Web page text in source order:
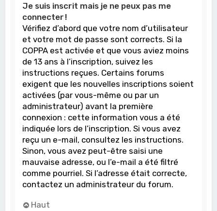
Je suis inscrit mais je ne peux pas me
connecter !
Vérifiez d’abord que votre nom d’utilisateur
et votre mot de passe sont corrects. Si la
COPPA est activée et que vous aviez moins
de 13 ans à l’inscription, suivez les
instructions reçues. Certains forums
exigent que les nouvelles inscriptions soient
activées (par vous-même ou par un
administrateur) avant la première
connexion : cette information vous a été
indiquée lors de l’inscription. Si vous avez
reçu un e-mail, consultez les instructions.
Sinon, vous avez peut-être saisi une
mauvaise adresse, ou l’e-mail a été filtré
comme pourriel. Si l’adresse était correcte,
contactez un administrateur du forum.
Haut